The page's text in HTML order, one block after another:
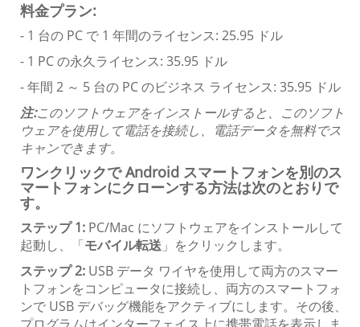
料金プラン:
- 1 台の PC で 1 年間のライセンス: 25.95 ドル
- 1 PC の永久ライセンス: 35.95 ドル
- 年間 2 ～ 5 台の PC のビジネス ライセンス: 35.95 ドル
注:このソフトウェアをインストールすると、このソフト
ウェアを使用して電話を接続し、電話データを無料でス
キャンできます。
ワンクリックで Android スマートフォンを別のス
マートフォンにクローンする方法は次のとおりで
す。
ステップ 1: PC/Mac にソフトウェアをインストールして
起動し、「モバイル転送 」をクリックします。
ステップ 2: USB データ ワイヤを使用して両方のスマー
トフォンをコンピュータに接続し、両方のスマートフォ
ンで USB デバッグ機能をアクティブにします。その後、